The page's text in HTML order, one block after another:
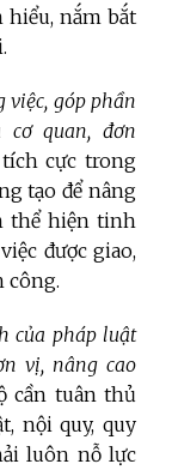
hiểu, nắm bắt
việc, góp phần
cơ quan, đơn
cực trong
tạo để nâng
thể hiện tinh
được giao,
công.
của pháp luật
vị, nâng cao
cần tuân thủ
nội quy, quy
luôn nỗ lực